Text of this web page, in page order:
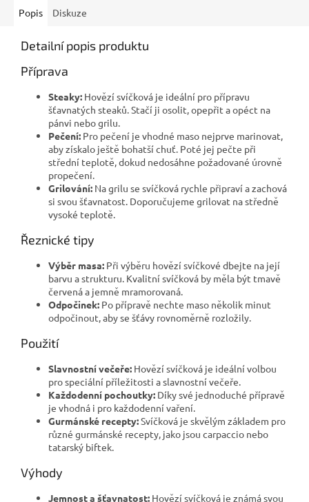
Popis Diskuze
Detailní popis produktu
Příprava
Steaky: Hovězí svíčková je ideální pro přípravu
šťavnatých steaků. Stačí ji osolit, opepřit a opéct na
pánvi nebo grilu.
Pečení: Pro pečení je vhodné maso nejprve marinovat,
aby získalo ještě bohatší chuť. Poté jej pečte při
střední teplotě, dokud nedosáhne požadované úrovně
propečení.
Grilování: Na grilu se svíčková rychle připraví a zachová
si svou šťavnatost. Doporučujeme grilovat na středně
vysoké teplotě.
Řeznické tipy
Výběr masa: Při výběru hovězí svíčkové dbejte na její
barvu a strukturu. Kvalitní svíčková by měla být tmavě
červená a jemně mramorovaná.
Odpočinek: Po přípravě nechte maso několik minut
odpočinout, aby se šťávy rovnoměrně rozložily.
Použití
Slavnostní večeře: Hovězí svíčková je ideální volbou
pro speciální příležitosti a slavnostní večeře.
Každodenní pochoutky: Díky své jednoduché přípravě
je vhodná i pro každodenní vaření.
Gurmánské recepty:Svíčková je skvělým základem pro
různé gurmánské recepty, jako jsou carpaccio nebo
tatarský biftek.
Výhody
Jemnost a šťavnatost: Hovězí svíčková je známá svou